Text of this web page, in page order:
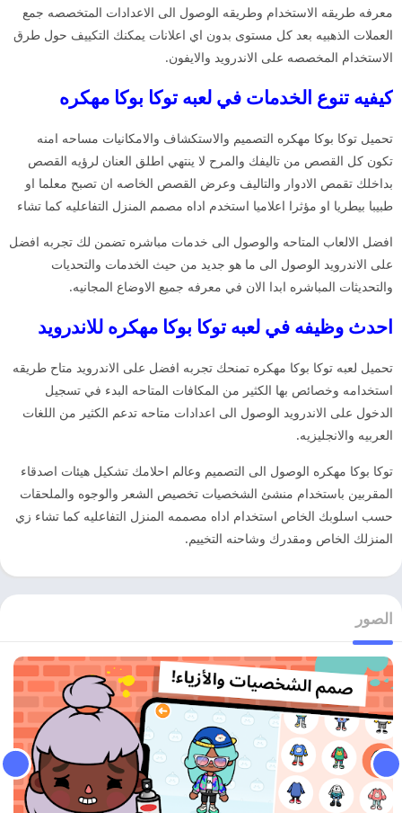
معرفه طريقه الاستخدام وطريقه الوصول الى الاعدادات المتخصصه جمع
العملات الذهبيه بعد كل مستوى بدون اي اعلانات يمكنك التكييف حول طرق
الاستخدام المخصصه على الاندرويد والايفون.
كيفيه تنوع الخدمات في لعبه توكا بوكا مهكره
تحميل توكا بوكا مهكره التصميم والاستكشاف والامكانيات مساحه امنه
تكون كل القصص من تاليفك والمرح لا ينتهي اطلق العنان لرؤيه القصص
بداخلك تقمص الادوار والتاليف وعرض القصص الخاصه ان تصبح معلما او
طبيبا بيطريا او مؤثرا اعلاميا استخدم اداه مصمم المنزل التفاعليه كما تشاء
افضل الالعاب المتاحه والوصول الى خدمات مباشره تضمن لك تجربه افضل
على الاندرويد الوصول الى ما هو جديد من حيث الخدمات والتحديات
والتحديثات المباشره ابدا الان في معرفه جميع الاوضاع المجانيه.
احدث وظيفه في لعبه توكا بوكا مهكره للاندرويد
تحميل لعبه توكا بوكا مهكره تمنحك تجربه افضل على الاندرويد متاح طريقه
استخدامه وخصائص بها الكثير من المكافات المتاحه البدء في تسجيل
الدخول على الاندرويد الوصول الى اعدادات متاحه تدعم الكثير من اللغات
العربيه والانجليزيه.
توكا بوكا مهكره الوصول الى التصميم وعالم احلامك تشكيل هيئات اصدقاء
المقربين باستخدام منشئ الشخصيات تخصيص الشعر والوجوه والملحقات
حسب اسلوبك الخاص استخدام اداه مصممه المنزل التفاعليه كما تشاء زي
المنزلك الخاص ومقدرك وشاحنه التخييم.
الصور